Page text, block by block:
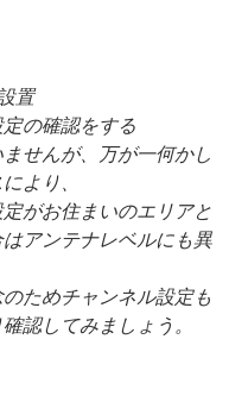
置
の確認をする
せんが、万が一何かし
より、
がお住まいのエリアと
アンテナレベルにも異
ためチャンネル設定も
認してみましょう。